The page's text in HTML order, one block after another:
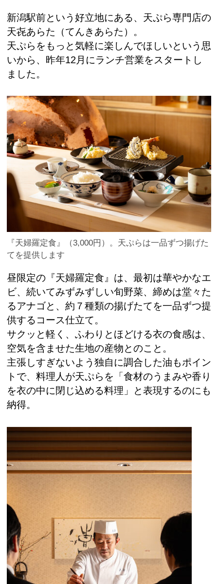
新潟駅前という好立地にある、天ぷら専門店の
天㐂あらた（てんきあらた）。
天ぷらをもっと気軽に楽しんでほしいという思
いから、昨年12月にランチ営業をスタートし
ました。
『天婦羅定食』（3,000円）。天ぷらは一品ずつ揚げた
てを提供します
昼限定の『天婦羅定食』は、最初は華やかなエ
ビ、続いてみずみずしい旬野菜、締めは堂々た
るアナゴと、約７種類の揚げたてを一品ずつ提
供するコース仕立て。
サクッと軽く、ふわりとほどける衣の食感は、
空気を含ませた生地の産物とのこと。
主張しすぎないよう独自に調合した油もポイン
トで、料理人が天ぷらを「食材のうまみや香り
を衣の中に閉じ込める料理」と表現するのにも
納得。